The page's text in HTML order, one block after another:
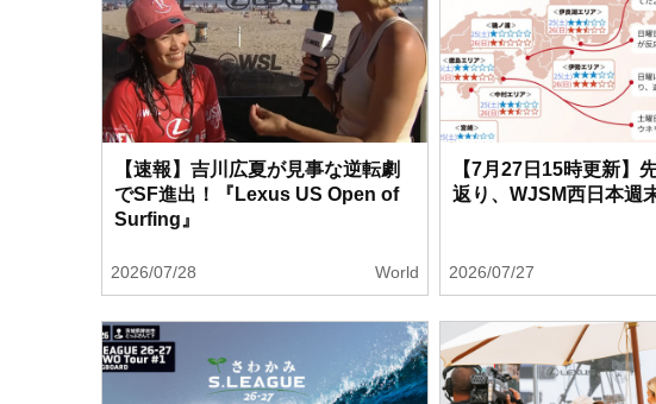
【速報】吉川広夏が見事な逆転劇
でSF進出！『Lexus US Open of
Surfing』
2026/07/28 World
【7月27日15時更新】
返り、WJSM西日本週
2026/07/27